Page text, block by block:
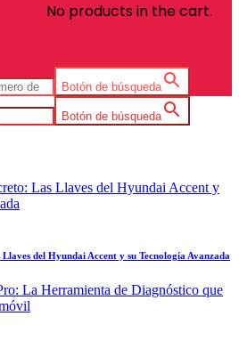
No products in the cart.
Botón de búsqueda
Botón de búsqueda
del Hyundai Accent y su Tecnología Avanzada